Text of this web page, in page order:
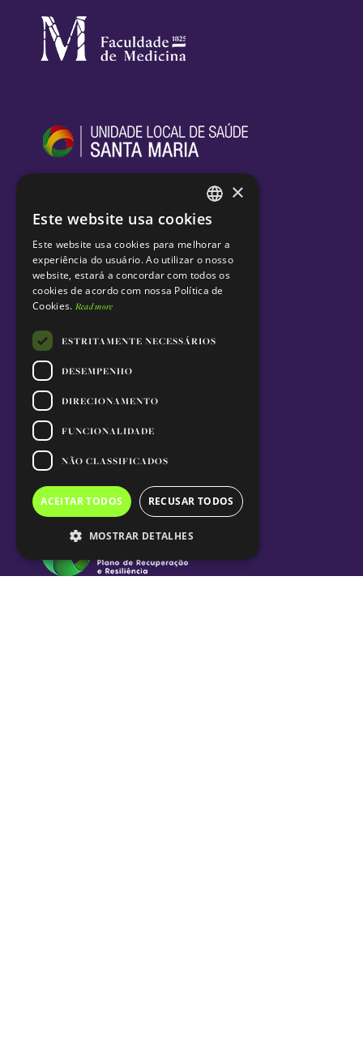
ENGLISH
PORTUGUESE
×
Este website usa cookies
Este website usa cookies para melhorar a
experiência do usuário. Ao utilizar o nosso
website, estará a concordar com todos os
cookies de acordo com nossa Política de
Cookies. Read more
ESTRITAMENTE NECESSÁRIOS
DESEMPENHO
DIRECIONAMENTO
FUNCIONALIDADE
NÃO CLASSIFICADOS
ACEITAR TODOS RECUSAR TODOS
MOSTRAR DETALHES